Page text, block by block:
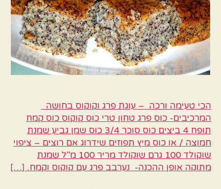
הכי טעימה ורכה – עוגת פרג וקוקוס בחושה
המרכיבים- כוס פרג טחון טרי כוס קוקוס כוס קמח
תופח 4 ביצים כוס סוכר 3/4 כוס שמן גביע שמנת
חמוצה / או כוס מיץ תפוזים שידרוג אם רוצים – ציפוי
שוקולד 100 גרם שוקולד מריר 100 מ"ל שמנת
מתוקה אופן ההכנה- נערבב פרג עם קוקוס וקמח. […]